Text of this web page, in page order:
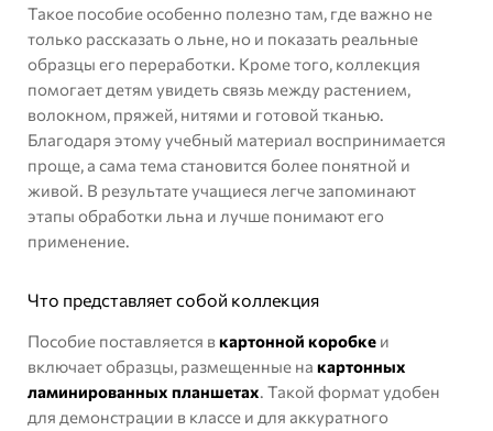
Такое пособие особенно полезно там, где важно не
только рассказать о льне, но и показать реальные
образцы его переработки. Кроме того, коллекция
помогает детям увидеть связь между растением,
волокном, пряжей, нитями и готовой тканью.
Благодаря этому учебный материал воспринимается
проще, а сама тема становится более понятной и
живой. В результате учащиеся легче запоминают
этапы обработки льна и лучше понимают его
применение.
Что представляет собой коллекция
Пособие поставляется вкартонной коробке и
включает образцы, размещенные на картонных
ламинированных планшетах. Такой формат удобен
для демонстрации в классе и для аккуратного